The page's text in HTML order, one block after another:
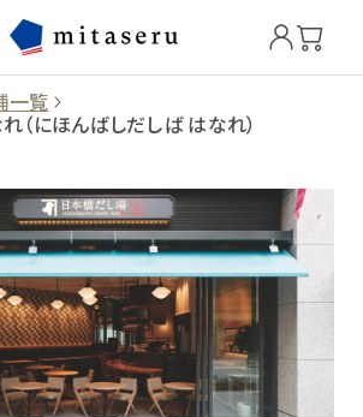
一覧
（にほんばしだしば はなれ）